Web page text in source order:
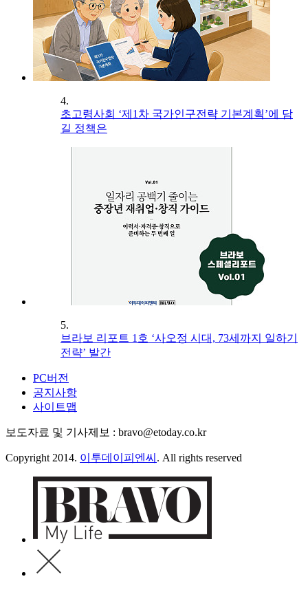
4.
초고령사회 ‘제1차 국가인구전략 기본계획’에 담
길 정책은
5.
브라보 리포트 1호 ‘사오정 시대, 73세까지 일하기
전략’ 발간
PC버전
공지사항
사이트맵
보도자료 및 기사제보 : bravo@etoday.co.kr
Copyright 2014. 이투데이피엔씨 . All rights reserved